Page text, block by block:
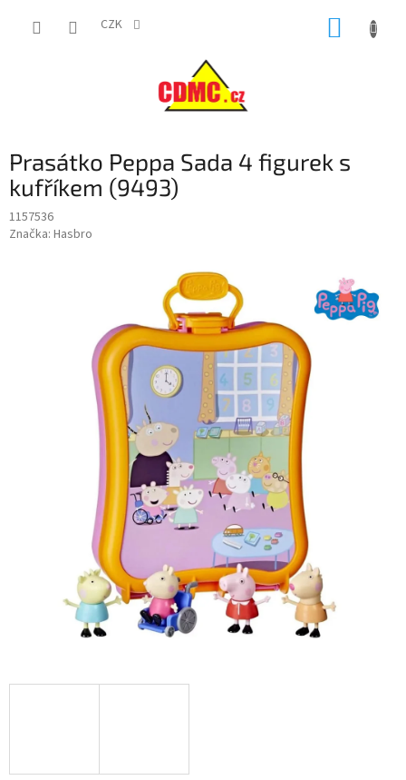
CZK
Prasátko Peppa Sada 4 figurek s
kufříkem (9493)
1157536
Značka: Hasbro